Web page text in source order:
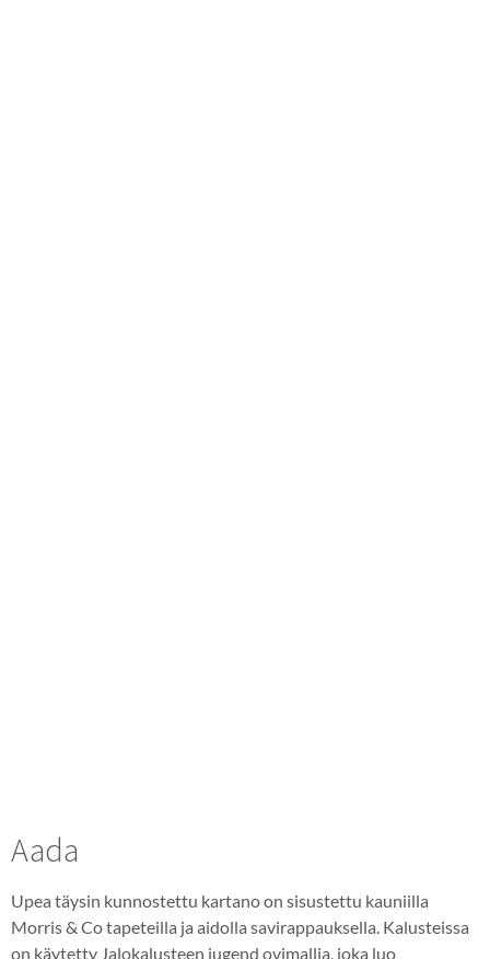
Aada
Upea täysin kunnostettu kartano on sisustettu kauniilla
Morris & Co tapeteilla ja aidolla savirappauksella. Kalusteissa
on käytetty Jalokalusteen jugend ovimallia, joka luo